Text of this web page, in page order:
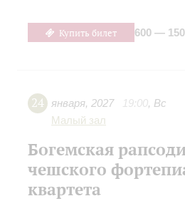
Купить билет 600 —
24 января, 2027 19:00, Вс
Малый зал
Богемская
чешского
квартета